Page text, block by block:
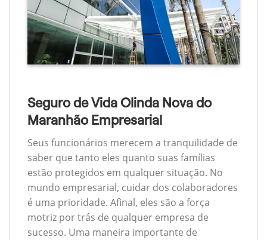
Seguro de Vida Olinda Nova do
Maranhão Empresarial
Seus funcionários merecem a tranquilidade de
saber que tanto eles quanto suas famílias
estão protegidos em qualquer situação. No
mundo empresarial, cuidar dos colaboradores
é uma prioridade. Afinal, eles são a força
motriz por trás de qualquer empresa de
sucesso. Uma maneira importante de